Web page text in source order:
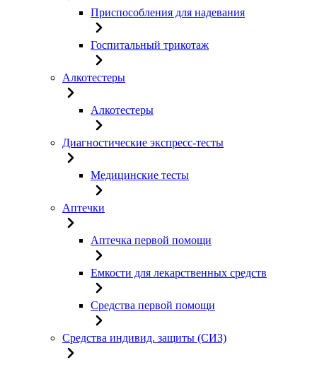
Приспособления для надевания
Госпитальный трикотаж
Алкотестеры
Алкотестеры
Диагностические экспресс-тесты
Медицинские тесты
Аптечки
Аптечка первой помощи
Емкости для лекарственных средств
Средства первой помощи
Средства индивид. защиты (СИЗ)